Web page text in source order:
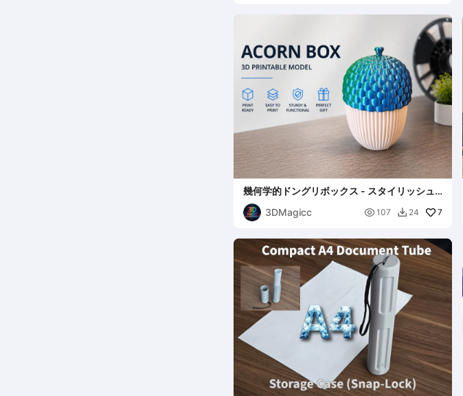
幾何学的ドングリボックス - スタイリッシュ
なデスクトップ収納
3DMagicc
 107  24 7